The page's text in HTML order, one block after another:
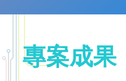
專案成果